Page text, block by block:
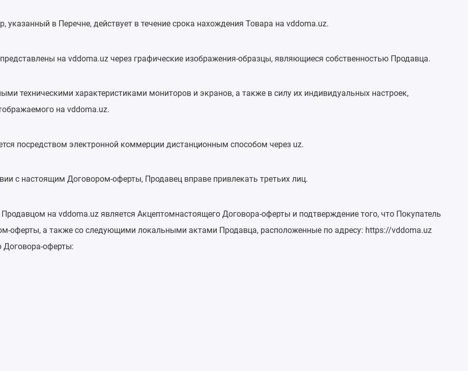
в Перечне, действует в течение срока нахождения Товара на vddoma.uz.
на vddoma.uz через графические изображения-образцы, являющиеся собственностью Продавца.
техническими характеристиками мониторов и экранов, а также в силу их индивидуальных настроек,
на vddoma.uz.
посредством электронной коммерции дистанционным способом через uz.
с настоящим Договором-оферты, Продавец вправе привлекать третьих лиц.
на vddoma.uz является Акцептомнастоящего Договора-оферты и подтверждение того, что Покупатель
оферты, а также со следующими локальными актами Продавца, расположенные по адресу: https://vddoma.uz
Договора-оферты: